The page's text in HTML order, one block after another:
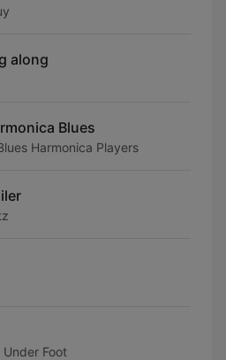
along
Blues
Harmonica Players
Foot